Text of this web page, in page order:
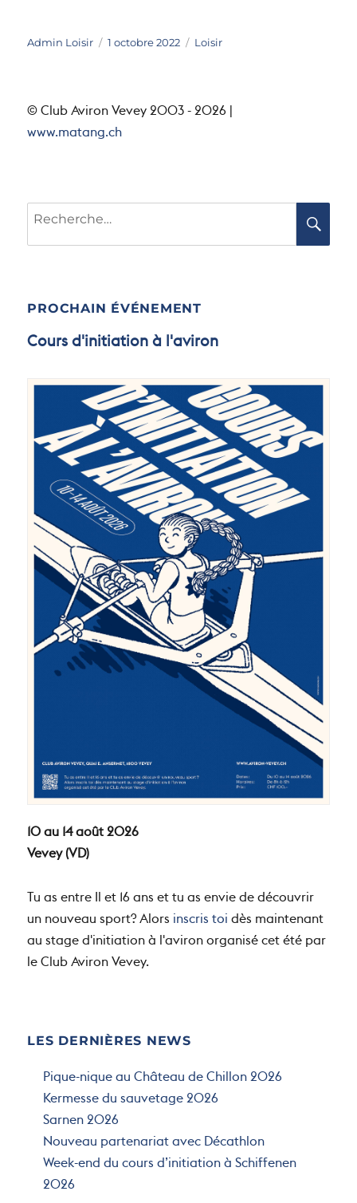
Auteur
Admin Loisir
Publié
1 octobre 2022 Catégories
Loisir
© Club Aviron Vevey 2003 - 2026 |
www.matang.ch
Recherche
PROCHAIN ÉVÉNEMENT
Cours d'initiation à l'aviron
10 au 14 août 2026
Vevey (VD)
Tu as entre Il et 16 ans et tu as envie de découvrir
un nouveau sport? Alorsinscris toidès maintenant
au stage d'initiation à l'aviron organisé cet été par
le Club Aviron Vevey.
LES DERNIÈRES NEWS
Pique-nique au Château de Chillon 2026
Kermesse du sauvetage 2026
Sarnen 2026
Nouveau partenariat avec Décathlon
Week-end du cours d’initiation à Schiffenen
2026